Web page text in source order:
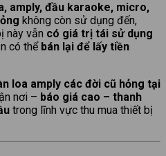
amply, đầu karaoke, micro,
không còn sử dụng đến,
này vẫn có giá trị tái sử dụng
có thể bán lại để lấy tiền
loa amply các đời cũ hỏng tại
nơi – báo giá cao – thanh
trong lĩnh vực thu mua thiết bị